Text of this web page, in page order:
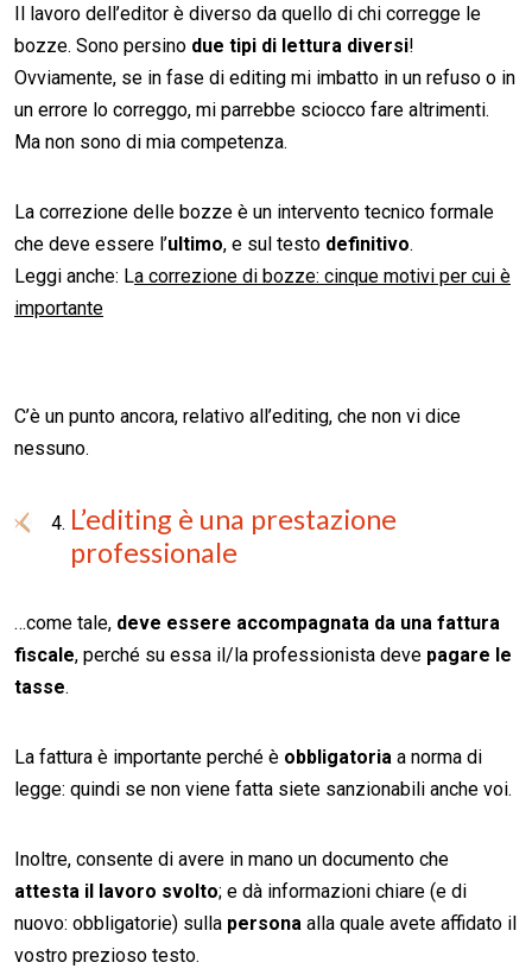
Il lavoro dell’editor è diverso da quello di chi corregge le
bozze. Sono persino due tipi di lettura diversi!
Ovviamente, se in fase di editing mi imbatto in un refuso o in
un errore lo correggo, mi parrebbe sciocco fare altrimenti.
Ma non sono di mia competenza.
La correzione delle bozze è un intervento tecnico formale
che deve essere l’ultimo, e sul testo definitivo.
Leggi anche: La correzione di bozze: cinque motivi per cui è
importante
C’è un punto ancora, relativo all’editing, che non vi dice
nessuno.
L’editing è una prestazione
professionale
…come tale, deve essere accompagnata da una fattura
fiscale, perché su essa il/la professionista deve pagare le
tasse.
La fattura è importante perché è obbligatoria a norma di
legge: quindi se non viene fatta siete sanzionabili anche voi.
Inoltre, consente di avere in mano un documento che
attesta il lavoro svolto; e dà informazioni chiare (e di
nuovo: obbligatorie) sulla persona alla quale avete affidato il
vostro prezioso testo.